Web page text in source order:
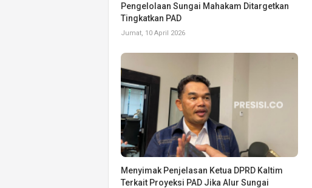
Pengelolaan Sungai Mahakam Ditargetkan
Tingkatkan PAD
Jumat, 10 April 2026
Menyimak Penjelasan Ketua DPRD Kaltim
Terkait Proyeksi PAD Jika Alur Sungai